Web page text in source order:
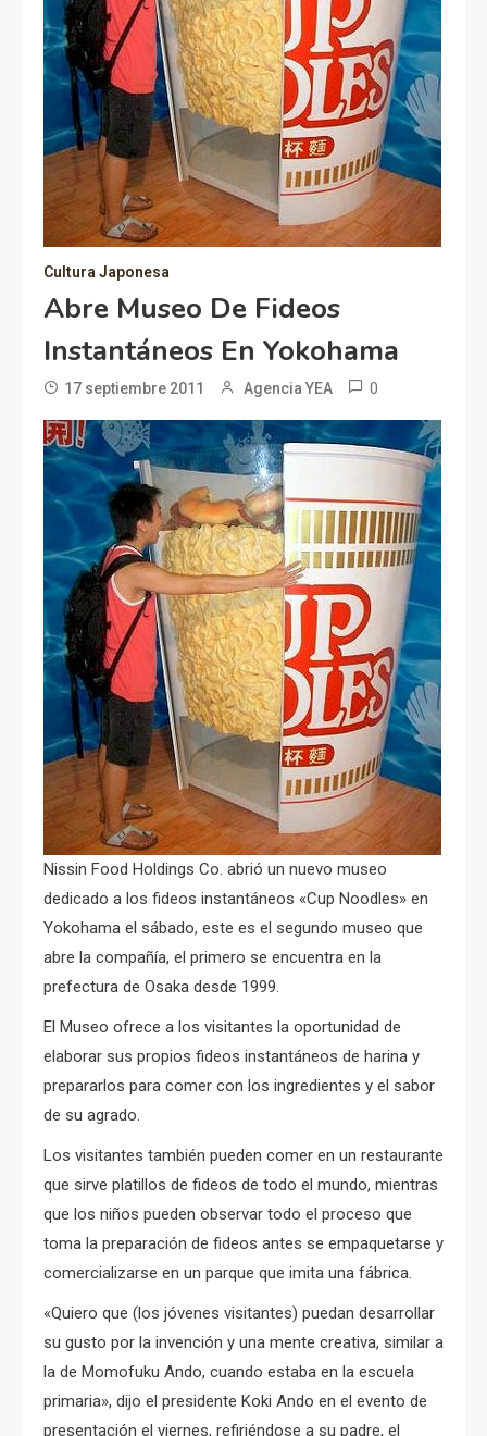
Cultura Japonesa
Abre Museo De Fideos
Instantáneos En Yokohama
17 septiembre 2011 Agencia YEA 0
Nissin Food Holdings Co. abrió un nuevo museo
dedicado a los fideos instantáneos «Cup Noodles» en
Yokohama el sábado, este es el segundo museo que
abre la compañía, el primero se encuentra en la
prefectura de Osaka desde 1999.
El Museo ofrece a los visitantes la oportunidad de
elaborar sus propios fideos instantáneos de harina y
prepararlos para comer con los ingredientes y el sabor
de su agrado.
Los visitantes también pueden comer en un restaurante
que sirve platillos de fideos de todo el mundo, mientras
que los niños pueden observar todo el proceso que
toma la preparación de fideos antes se empaquetarse y
comercializarse en un parque que imita una fábrica.
«Quiero que (los jóvenes visitantes) puedan desarrollar
su gusto por la invención y una mente creativa, similar a
la de Momofuku Ando, cuando estaba en la escuela
primaria», dijo el presidente Koki Ando en el evento de
presentación el viernes, refiriéndose a su padre, ​​el